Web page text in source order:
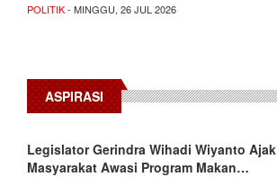
POLITIK- MINGGU, 26 JUL 2026
ASPIRASI
Legislator Gerindra Wihadi Wiyanto Ajak
Masyarakat Awasi Program Makan…